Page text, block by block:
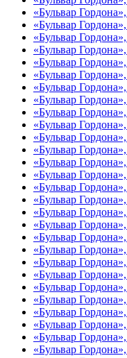
«Бульвар
«Бульвар
«Бульвар
«Бульвар
«Бульвар
«Бульвар
«Бульвар
«Бульвар
«Бульвар
«Бульвар
«Бульвар
«Бульвар
«Бульвар
«Бульвар
«Бульвар
«Бульвар
«Бульвар
«Бульвар
«Бульвар
«Бульвар
«Бульвар
«Бульвар
«Бульвар
«Бульвар
«Бульвар
«Бульвар
«Бульвар
«Бульвар